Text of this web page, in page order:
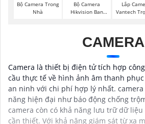
Bộ Camera Trong
Nhà
Bộ Camera
Hikvision Ban
Lắp
Vantech
CAMERA
Camera là thiết bị điện tử tích hợp
cầu thực tế về hình ảnh âm thanh
an ninh với chi phí hợp lý nhất.
năng hiện đại như báo động chống
camera còn có khả năng lưu trữ dữ
cần thiết. Với khả năng giám sát từ xa